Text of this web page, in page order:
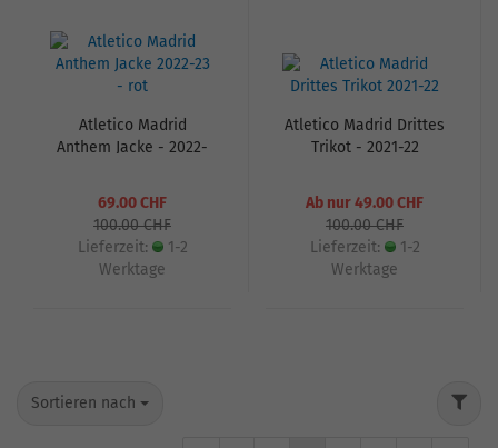
Atletico Madrid
Anthem Jacke - 2022-
69.00 CHF
100.00 CHF
Lieferzeit:
1-2
Werktage
Atletico Madrid Drittes
Trikot - 2021-22
Ab nur 49.00 CHF
100.00 CHF
Lieferzeit:
1-2
Werktage
Sortieren nach